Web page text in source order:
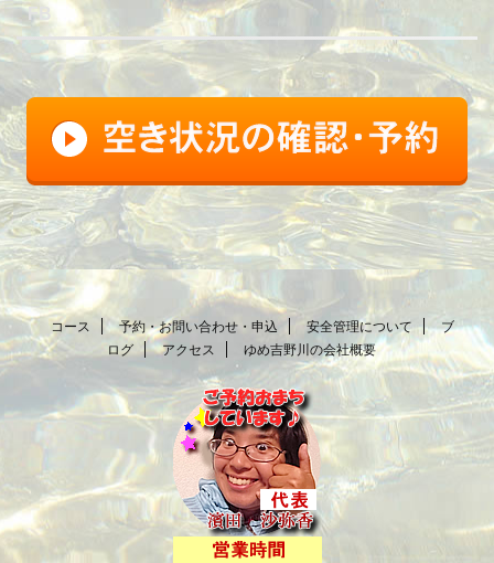
FB
コース 予約・お問い合わせ・申込 安全管理について
ブ
ログ
アクセス ゆめ吉野川の会社概要